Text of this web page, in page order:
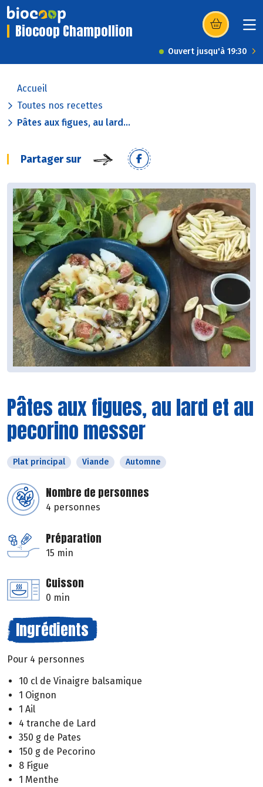
Biocoop Champollion (s’ouvre dans
Ouvert jusqu'à 19:30
Accueil
Toutes nos recettes
Pâtes aux figues, au lard...
Partager sur
Pâtes aux figues, au lard et au
pecorino messer
Plat principal Viande Automne
Nombre de personnes
4 personnes
Préparation
15 min
Cuisson
0 min
Ingrédients
Pour 4 personnes
10 cl de Vinaigre balsamique
1 Oignon
1 Ail
4 tranche de Lard
350 g de Pates
150 g de Pecorino
8 Figue
1 Menthe